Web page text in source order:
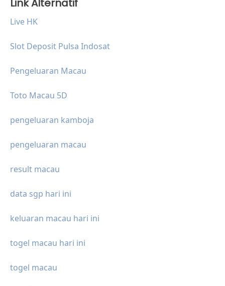
Link Alternatif
Live HK
Slot Deposit Pulsa Indosat
Pengeluaran Macau
Toto Macau 5D
pengeluaran kamboja
pengeluaran macau
result macau
data sgp hari ini
keluaran macau hari ini
togel macau hari ini
togel macau